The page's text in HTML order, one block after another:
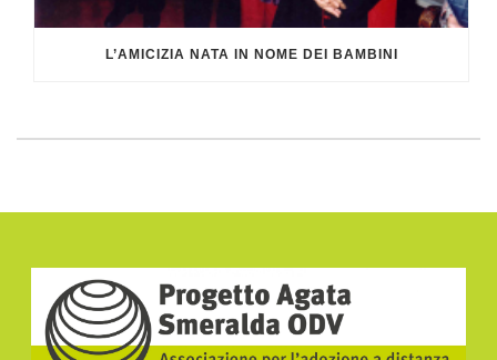
L’AMICIZIA NATA IN NOME DEI BAMBINI